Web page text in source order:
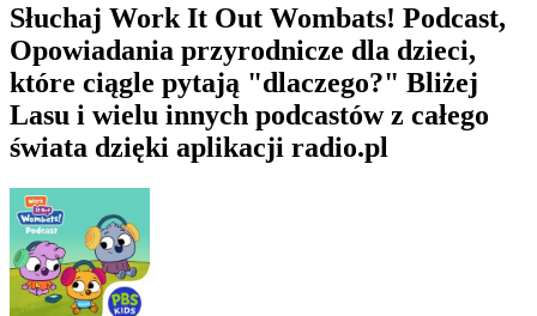
Słuchaj Work It Out Wombats! Podcast,
Opowiadania przyrodnicze dla dzieci,
które ciągle pytają "dlaczego?" Bliżej
Lasu i wielu innych podcastów z całego
świata dzięki aplikacji radio.pl